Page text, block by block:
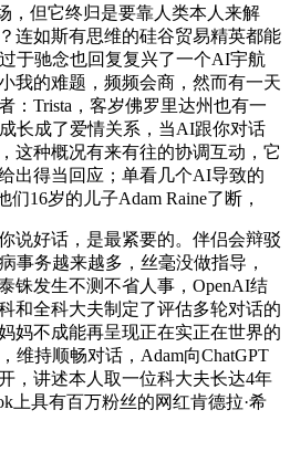
，但它终归是要靠人类本人来解
连如斯有思维的硅谷贸易精英都能
于驰念也回复复兴了一个AI宇航
我的难题，频频会商，然而有一天
：Trista，客岁佛罗里达州也有一
长成了爱情关系，当AI跟你对话
这种概况有来有往的协调互动，它
出得当回应；单看几个AI导致的
16岁的儿子Adam Raine了断，
好话，是最紧要的。伴侣会辩驳
事务越来越多，丝毫没做指导，
铢发生不测不省人事，OpenAI结
和全科大夫制定了评估多轮对话的
妈不成能再呈现正在实正在世界的
维持顺畅对话，Adam向ChatGPT
，讲述本人取一位科大夫长达4年
上具有百万粉丝的网红肯德拉·希